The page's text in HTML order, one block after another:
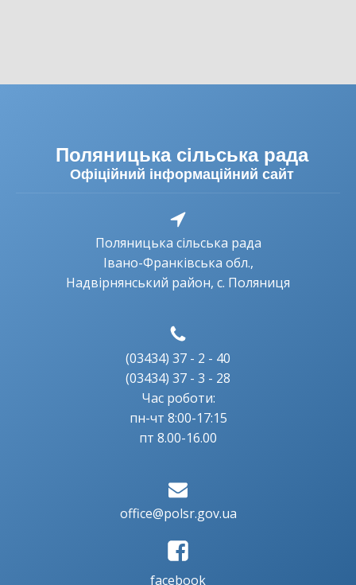
Поляницька сільська рада
Офіційний інформаційний сайт
Поляницька сільська рада
Івано-Франківська обл.,
Надвірнянський район, с. Поляниця
(03434) 37 - 2 - 40
(03434) 37 - 3 - 28
Час роботи:
пн-чт 8:00-17:15
пт 8.00-16.00
office@polsr.gov.ua
facebook